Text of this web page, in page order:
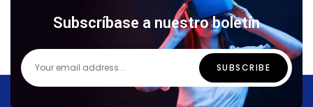
Subscríbase a nuestro boletín